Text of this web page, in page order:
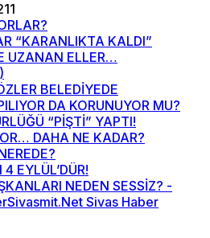
“KARANLIKTA KALDI”
UZANAN ELLER…
BELEDİYEDE
DA KORUNUYOR MU?
“PİŞTİ” YAPTI!
DAHA NE KADAR?
EYLÜL’DÜR!